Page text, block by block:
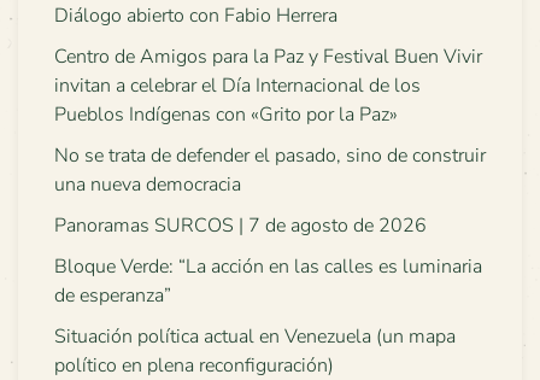
Diálogo abierto con Fabio Herrera
Centro de Amigos para la Paz y Festival Buen Vivir
invitan a celebrar el Día Internacional de los
Pueblos Indígenas con «Grito por la Paz»
No se trata de defender el pasado, sino de construir
una nueva democracia
Panoramas SURCOS | 7 de agosto de 2026
Bloque Verde: “La acción en las calles es luminaria
de esperanza”
Situación política actual en Venezuela (un mapa
político en plena reconfiguración)